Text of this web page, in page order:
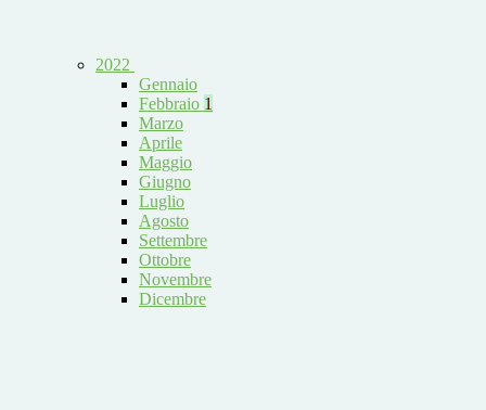
2022
Gennaio
Febbraio 1
Marzo
Aprile
Maggio
Giugno
Luglio
Agosto
Settembre
Ottobre
Novembre
Dicembre